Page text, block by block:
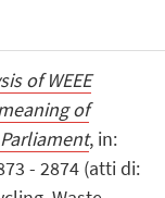
of WEEE
of
, in:
- 2874 (atti di: